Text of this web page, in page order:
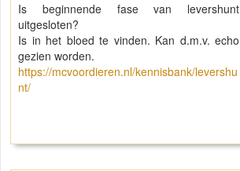
Is beginnende fase van levershunt
uitgesloten?
Is in het bloed te vinden. Kan d.m.v. echo
gezien worden.
https://mcvoordieren.nl/kennisbank/levershu
nt/